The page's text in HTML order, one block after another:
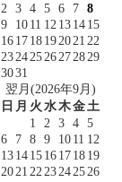
2
3 4 5 6 7 8
9
10 11 12 13 14 15
16 17 18 19 20 21 22
23 24 25 26 27 28 29
3031
翌月(2026年9月)
日 月 火 水木金 土
1
2 3 4 5
6
7 8 9 10 11 12
13 14 15 16 17 18 19
20 21 22 23 24 25 26